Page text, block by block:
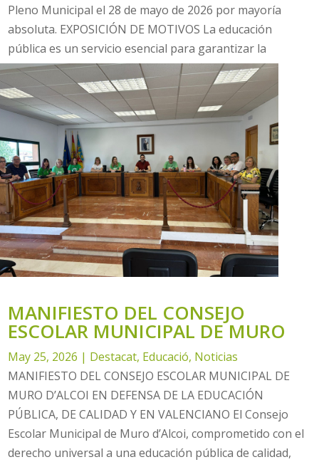
Pleno Municipal el 28 de mayo de 2026 por mayoría
absoluta. EXPOSICIÓN DE MOTIVOS La educación
pública es un servicio esencial para garantizar la
igualdad de oportunidades, la...
MANIFIESTO DEL CONSEJO
ESCOLAR MUNICIPAL DE MURO
May 25, 2026 | Destacat, Educació, Noticias
MANIFIESTO DEL CONSEJO ESCOLAR MUNICIPAL DE
MURO D’ALCOI EN DEFENSA DE LA EDUCACIÓN
PÚBLICA, DE CALIDAD Y EN VALENCIANO El Consejo
Escolar Municipal de Muro d’Alcoi, comprometido con el
derecho universal a una educación pública de calidad,